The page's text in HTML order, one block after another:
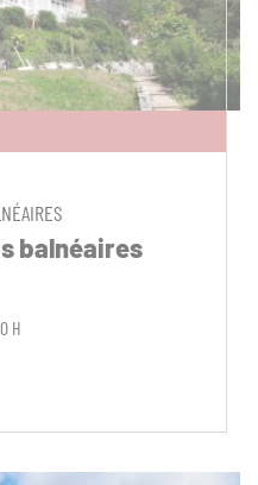
balnéaires
H